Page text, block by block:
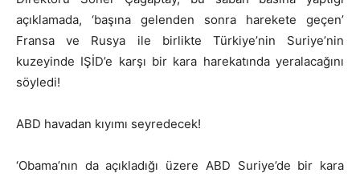
açıklamada, ‘başına gelenden sonra harekete geçen’
Fransa ve Rusya ile birlikte Türkiye’nin Suriye’nin
kuzeyinde IŞİD’e karşı bir kara harekatında yeralacağını
söyledi!
ABD havadan kıyımı seyredecek!
‘Obama’nın da açıkladığı üzere ABD Suriye’de bir kara